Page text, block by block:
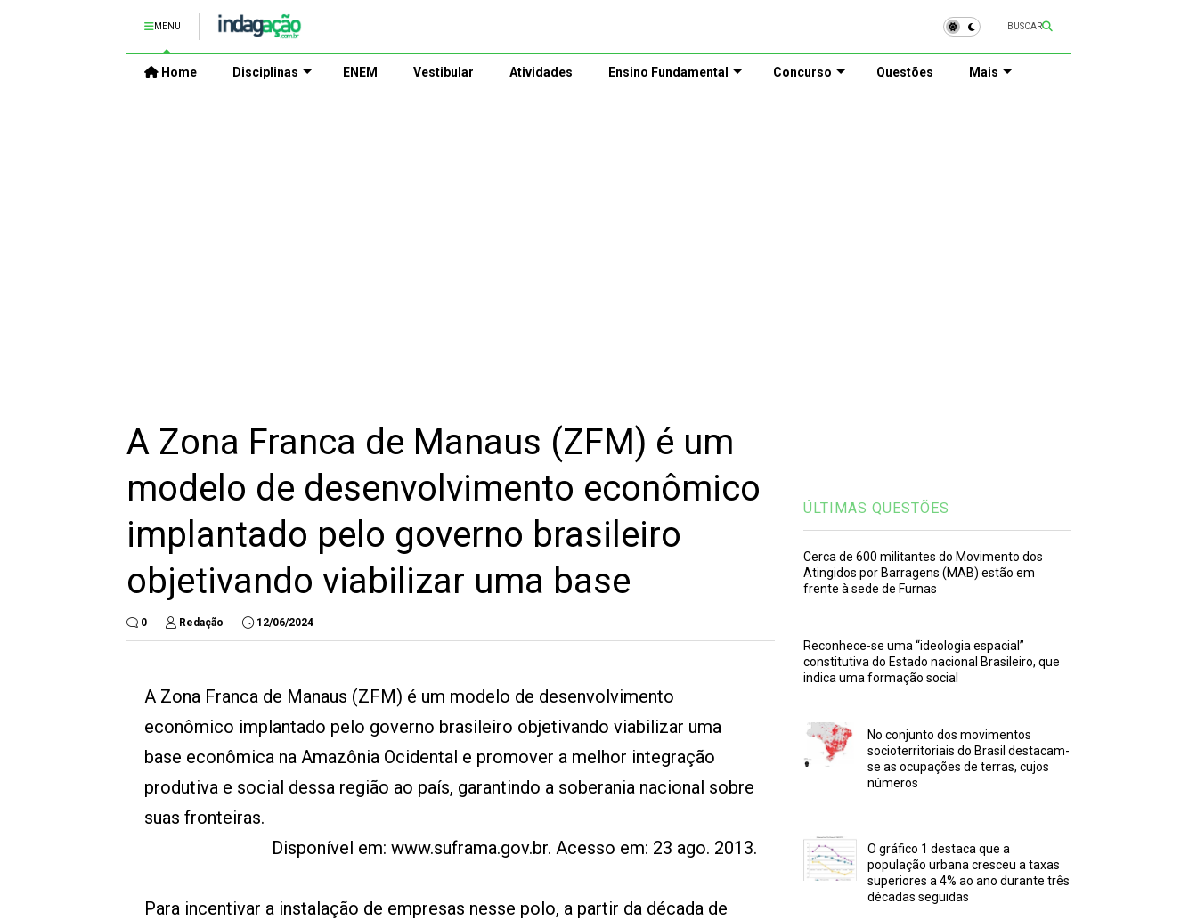
MENU BUSCAR
Home Disciplinas ENEM Vestibular Atividades Ensino Fundamental Concurso Questões Mais
A Zona Franca de Manaus (ZFM) é um
modelo de desenvolvimento econômico
implantado pelo governo brasileiro
objetivando viabilizar uma base
0 Redação 12/06/2024
A Zona Franca de Manaus (ZFM) é um modelo de desenvolvimento
econômico implantado pelo governo brasileiro objetivando viabilizar uma
base econômica na Amazônia Ocidental e promover a melhor integração
produtiva e social dessa região ao país, garantindo a soberania nacional sobre
suas fronteiras.
Disponível em: www.suframa.gov.br. Acesso em: 23 ago. 2013.
Para incentivar a instalação de empresas nesse polo, a partir da década de
ÚLTIMAS QUESTÕES
Cerca de 600 militantes do Movimento dos
Atingidos por Barragens (MAB) estão em
frente à sede de Furnas
Reconhece-se uma “ideologia espacial”
constitutiva do Estado nacional Brasileiro, que
indica uma formação social
No conjunto dos movimentos
socioterritoriais do Brasil destacam-
se as ocupações de terras, cujos
números
O gráfico 1 destaca que a
população urbana cresceu a taxas
superiores a 4% ao ano durante três
décadas seguidas